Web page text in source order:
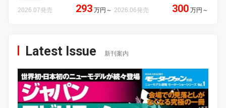
2026.07発売 293 万円 ～ 2026.06発売 300 万円 ～
Latest Issue 新刊案内